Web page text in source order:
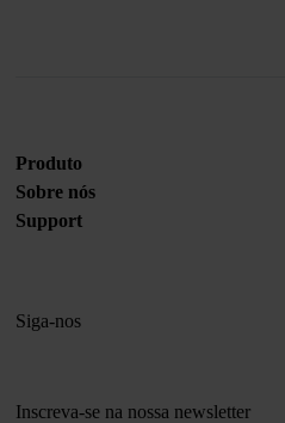
Produto
Sobre nós
Support
Siga-nos
Inscreva-se na nossa newsletter